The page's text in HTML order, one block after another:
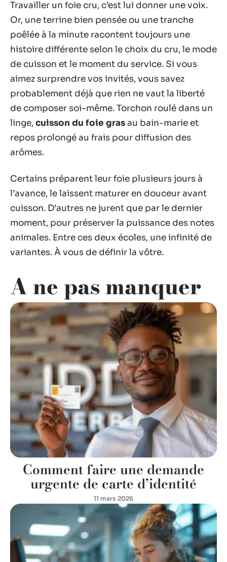
Travailler un foie cru, c’est lui donner une voix.
Or, une terrine bien pensée ou une tranche
poêlée à la minute racontent toujours une
histoire différente selon le choix du cru, le mode
de cuisson et le moment du service. Si vous
aimez surprendre vos invités, vous savez
probablement déjà que rien ne vaut la liberté
de composer soi-même. Torchon roulé dans un
linge,cuisson du foie grasau bain-marie et
repos prolongé au frais pour diffusion des
arômes.
Certains préparent leur foie plusieurs jours à
l’avance, le laissent maturer en douceur avant
cuisson. D’autres ne jurent que par le dernier
moment, pour préserver la puissance des notes
animales. Entre ces deux écoles, une infinité de
variantes. À vous de définir la vôtre.
A ne pas manquer
Comment faire une demande
urgente de carte d’identité
11 mars 2026